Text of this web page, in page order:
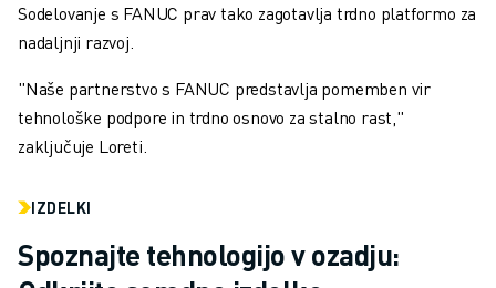
Sodelovanje s FANUC prav tako zagotavlja trdno platformo za
nadaljnji razvoj.
"Naše partnerstvo s FANUC predstavlja pomemben vir
tehnološke podpore in trdno osnovo za stalno rast,"
zaključuje Loreti.
IZDELKI
Spoznajte tehnologijo v ozadju: